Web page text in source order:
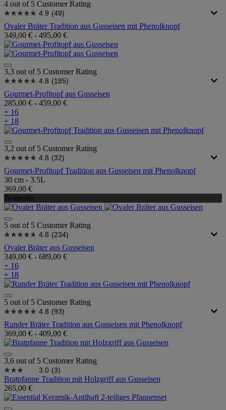
4 out of 5 Customer Rating
4.9 (49)
Ovaler Bräter Tradition aus Gusseisen mit Phenolknopf
349,00 € - 495,00 €
3,3 out of 5 Customer Rating
4.8 (185)
Gourmet-Profitopf aus Gusseisen
285,00 € - 459,00 €
+ 16
+ 18
3,2 out of 5 Customer Rating
4.8 (32)
Gourmet-Profitopf Tradition aus Gusseisen mit Phenolknopf
30 cm - 3.5L
369,00 €
Bestseller
5 out of 5 Customer Rating
4.8 (234)
Ovaler Bräter aus Gusseisen
349,00 € - 689,00 €
+ 16
+ 18
5 out of 5 Customer Rating
4.8 (93)
Runder Bräter Tradition aus Gusseisen mit Phenolknopf
369,00 € - 409,00 €
3,6 out of 5 Customer Rating
3.0 (3)
Bratpfanne Tradition mit Holzgriff aus Gusseisen
265,00 €